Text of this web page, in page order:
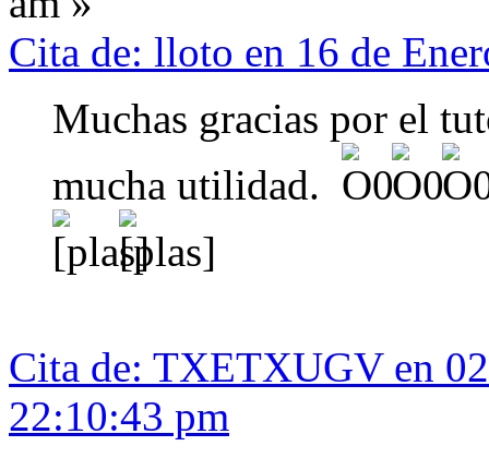
Cita de: lloto en 16 de
Muchas gracias por el
mucha utilidad.
Cita de: TXETXUGV en
22:10:43 pm